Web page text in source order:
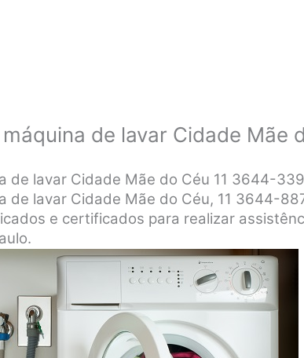
de lavar Cidade Mãe
de lavar Cidade Mãe do Céu 11 3644-
de lavar Cidade Mãe do Céu, 11 3644-
e certificados para realizar